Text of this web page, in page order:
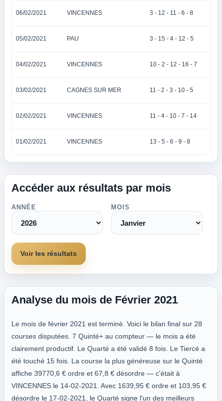
06/02/2021 VINCENNES 3 - 12 - 11 - 6 - 8
05/02/2021 PAU 3 - 15 - 4 - 12 - 5
04/02/2021 VINCENNES 10 - 2 - 12 - 16 - 7
03/02/2021 CAGNES SUR MER 11 - 2 - 3 - 10 - 5
02/02/2021 VINCENNES 11 - 4 - 10 - 7 - 14
01/02/2021 VINCENNES 13 - 5 - 6 - 9 - 8
Accéder aux résultats par mois
ANNÉE MOIS
Voir les résultats
Analyse du mois de Février 2021
Le mois de février 2021 est terminé. Voici le bilan final sur 28
courses disputées. 7 Quinté+ au compteur — le mois a été
clairement productif. Le Quarté a été validé 8 fois. Le Tiercé a
été touché 15 fois. La course la plus généreuse sur le Quinté
affiche 39770,6 € ordre et 67,8 € désordre — c'était à
VINCENNES le 14-02-2021. Avec 1639,95 € ordre et 103,95 €
désordre le 17-02-2021, le Quarté signe l'un des meilleurs